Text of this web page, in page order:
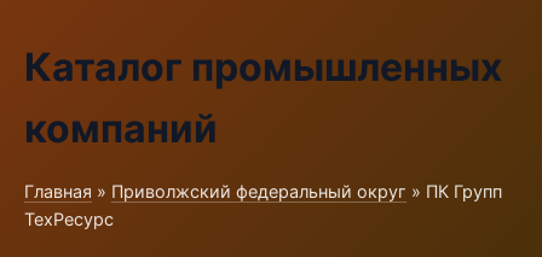
Каталог промышленных
компаний
Главная » Приволжский федеральный округ » ПК Групп
ТехРесурс